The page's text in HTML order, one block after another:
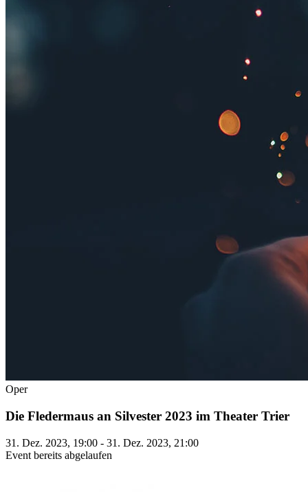
Oper
Die Fledermaus an Silvester 2023 im Theater Trier
31. Dez. 2023, 19:00 - 31. Dez. 2023, 21:00
Event bereits abgelaufen